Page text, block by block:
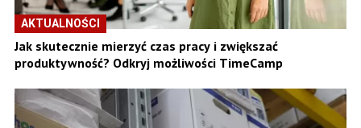
AKTUALNOŚCI
Jak skutecznie mierzyć czas pracy i zwiększać
produktywność? Odkryj możliwości TimeCamp